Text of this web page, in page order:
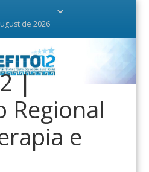
de 2026
|
Regional
e